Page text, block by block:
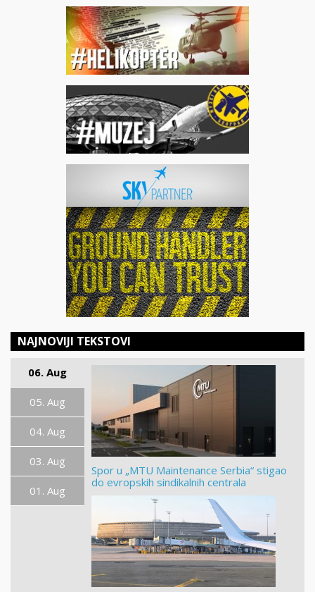
NAJNOVIJI TEKSTOVI
06. Aug
05. Aug
04. Aug
03. Aug
01. Aug
Spor u „MTU Maintenance Serbia“ stigao
do evropskih sindikalnih centrala